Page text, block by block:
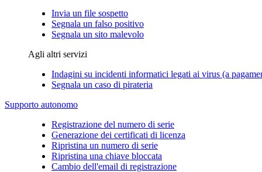
Invia un file sospetto
Segnala un falso positivo
Segnala un sito malevolo
Agli altri servizi
Indagini su incidenti informatici legati ai virus (a
Segnala un caso di pirateria
Supporto autonomo
Registrazione del numero di serie
Generazione dei certificati di licenza
Ripristina un numero di serie
Ripristina una chiave bloccata
Cambio dell'email di registrazione